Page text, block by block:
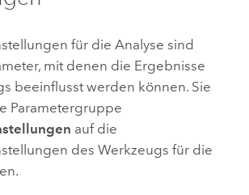
für die Analyse sind
mit denen die Ergebnisse
beeinflusst werden können. Sie
Parametergruppe
auf die
des Werkzeugs für die